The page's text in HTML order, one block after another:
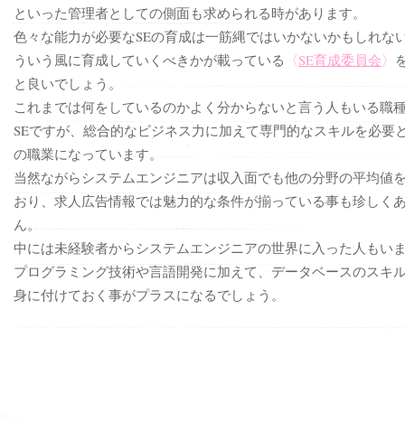
といった管理者としての側面も求められる時があります。
色々な能力が必要なSEの育成は一筋縄ではいかないかもしれな
ういう風に育成していくべきかが載っている 〈SE育成委員会〉
と良いでしょう。
これまでは何をしているのかよく分からないと言う人もいる職
SEですが、総合的なビジネス力に加えて専門的なスキルを必要
の職業になっています。
当然ながらシステムエンジニアは収入面でも他の分野の平均値
おり、求人広告情報では魅力的な条件が揃っている事も珍しく
ん。
中には未経験者からシステムエンジニアの世界に入った人もい
プログラミング技術や言語開発に加えて、データベースのスキ
身に付けておく事がプラスになるでしょう。